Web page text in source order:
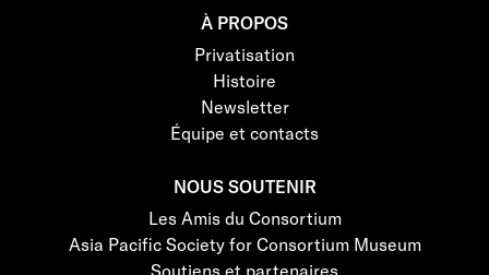
À PROPOS
Privatisation
Histoire
Newsletter
Équipe et contacts
NOUS SOUTENIR
Les Amis du Consortium
Asia Pacific Society for Consortium Museum
Soutiens et partenaires